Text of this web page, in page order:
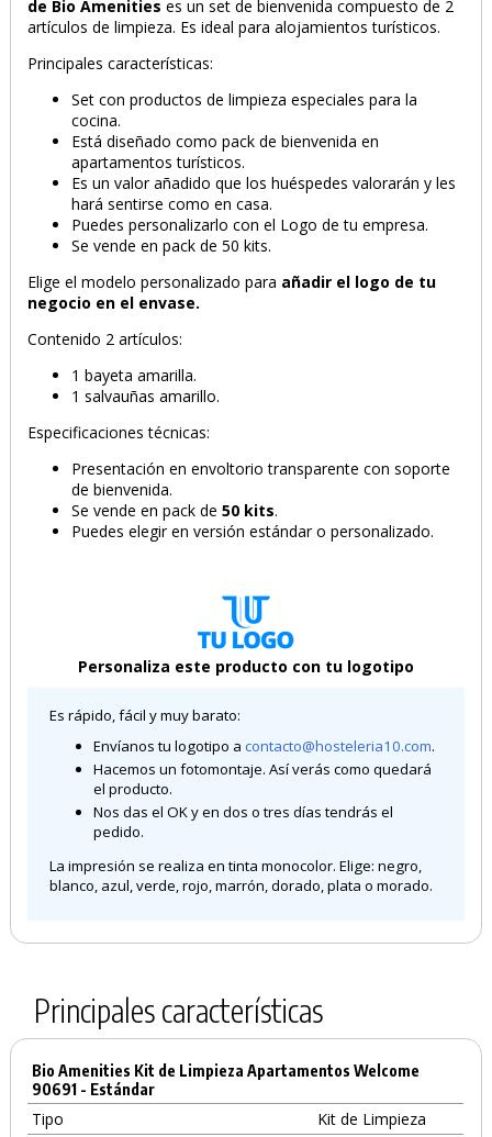
PRODUCTO AÑADIDO AL CARRITO
de Bio Amenitieses un set de bienvenida compuesto de 2
artículos de limpieza. Es ideal para alojamientos turísticos.
Principales características:
Set con productos de limpieza especiales para la
cocina.
Está diseñado como pack de bienvenida en
apartamentos turísticos.
Es un valor añadido que los huéspedes valorarán y les
hará sentirse como en casa.
Puedes personalizarlo con el Logo de tu empresa.
Se vende en pack de 50 kits.
Elige el modelo personalizado para añadir el logo de tu
negocio en el envase.
Contenido 2 artículos:
1 bayeta amarilla.
1 salvauñas amarillo.
Especificaciones técnicas:
Presentación en envoltorio transparente con soporte
de bienvenida.
Se vende en pack de 50 kits.
Puedes elegir en versión estándar o personalizado.
Personaliza este producto con tu logotipo
Es rápido, fácil y muy barato:
Envíanos tu logotipo a contacto@hosteleria10.com.
Hacemos un fotomontaje. Así verás como quedará
el producto.
Nos das el OK y en dos o tres días tendrás el
pedido.
La impresión se realiza en tinta monocolor. Elige: negro,
blanco, azul, verde, rojo, marrón, dorado, plata o morado.
Principales características
Bio Amenities Kit de Limpieza Apartamentos Welcome
90691 - Estándar
Tipo
Kit de Limpieza